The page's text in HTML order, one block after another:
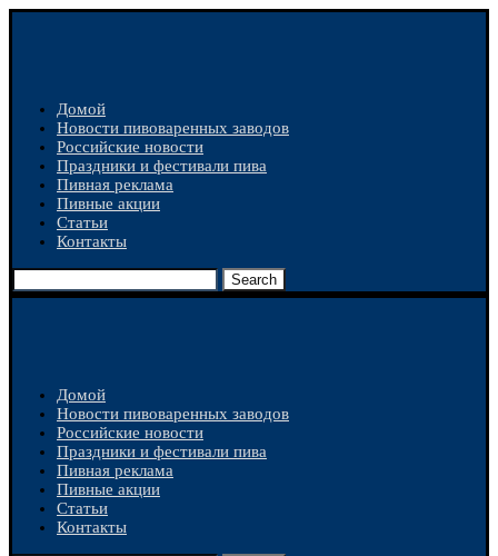
Домой
Новости пивоваренных заводов
Российские новости
Праздники и фестивали пива
Пивная реклама
Пивные акции
Статьи
Контакты
Search
Домой
Новости пивоваренных заводов
Российские новости
Праздники и фестивали пива
Пивная реклама
Пивные акции
Статьи
Контакты